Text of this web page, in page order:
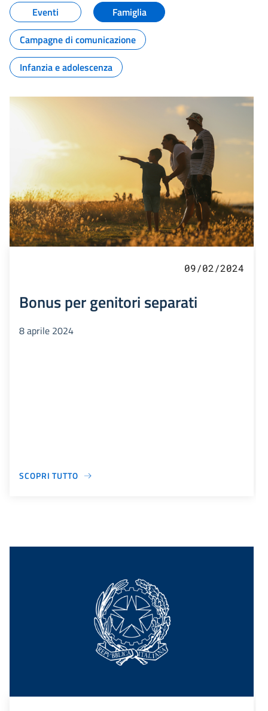
Eventi
Famiglia
Campagne di comunicazione
Infanzia e adolescenza
09/02/2024
Bonus per genitori separati
8 aprile 2024
SCOPRI TUTTO